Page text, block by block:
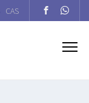
CAS